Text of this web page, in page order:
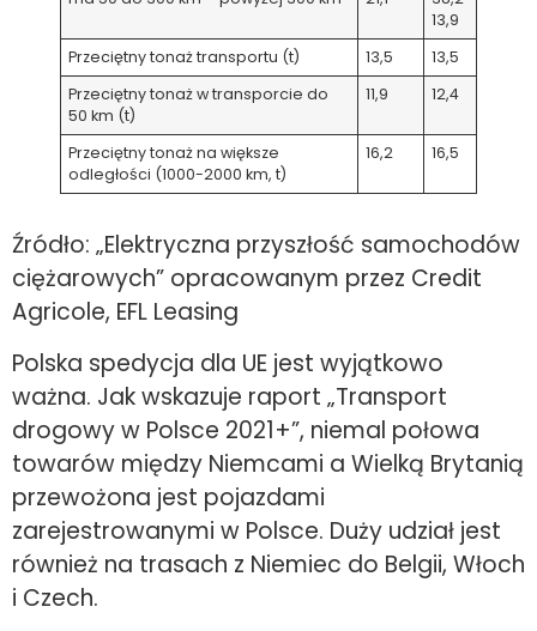
13,9
Przeciętny tonaż transportu (t)
13,5
13,5
Przeciętny tonaż w transporcie do
50 km (t)
11,9 12,4
Przeciętny tonaż na większe
odległości (1000-2000 km, t)
16,2 16,5
Źródło: „Elektryczna przyszłość samochodów
ciężarowych” opracowanym przez Credit
Agricole, EFL Leasing
Polska spedycja dla UE jest wyjątkowo
ważna. Jak wskazuje raport „Transport
drogowy w Polsce 2021+”, niemal połowa
towarów między Niemcami a Wielką Brytanią
przewożona jest pojazdami
zarejestrowanymi w Polsce. Duży udział jest
również na trasach z Niemiec do Belgii, Włoch
i Czech.